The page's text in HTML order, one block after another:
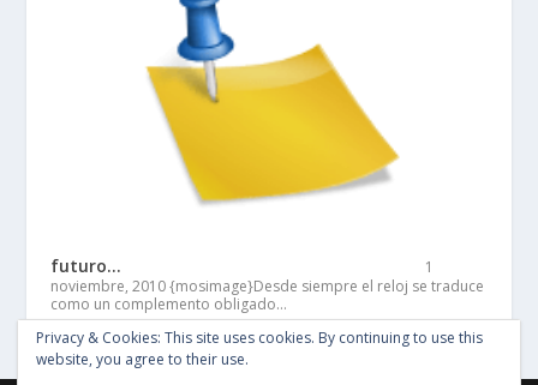
futuro…
1
noviembre, 2010 {mosimage}Desde siempre el reloj se traduce
como un complemento obligado…
Privacy & Cookies: This site uses cookies. By continuing to use this
website, you agree to their use.